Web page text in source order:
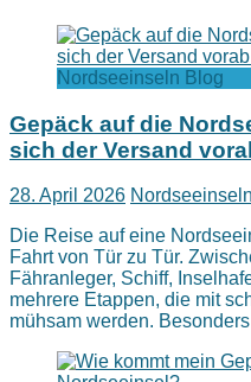
Nordseeinseln Blog
Gepäck auf die
sich der Versand
28. April 2026
Die Reise auf eine
Fahrt von Tür zu Tür.
Fähranleger, Schiff,
mehrere Etappen, die mit
mühsam werden.